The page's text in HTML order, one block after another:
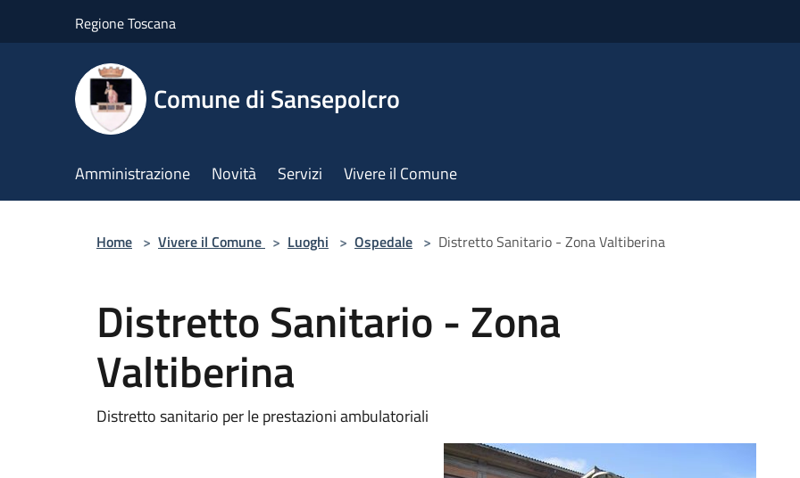
Regione Toscana
Comune di Sansepolcro
Amministrazione Novità Servizi Vivere il Comune
Home > Vivere il Comune > Luoghi > Ospedale > Distretto Sanitario - Zona Valtiberina
Distretto Sanitario - Zona
Valtiberina
Distretto sanitario per le prestazioni ambulatoriali